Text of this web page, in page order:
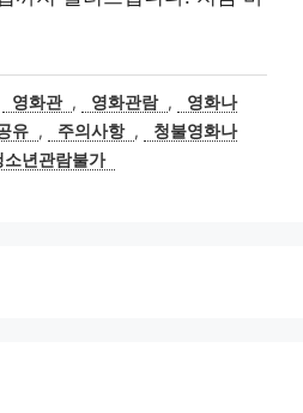
영화관 , 영화관람 ,
영화나
유 , 주의사항 ,
청불영화나
소년관람불가